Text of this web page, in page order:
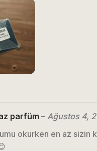
parfüm – Ağustos 4,
okurken en az sizin